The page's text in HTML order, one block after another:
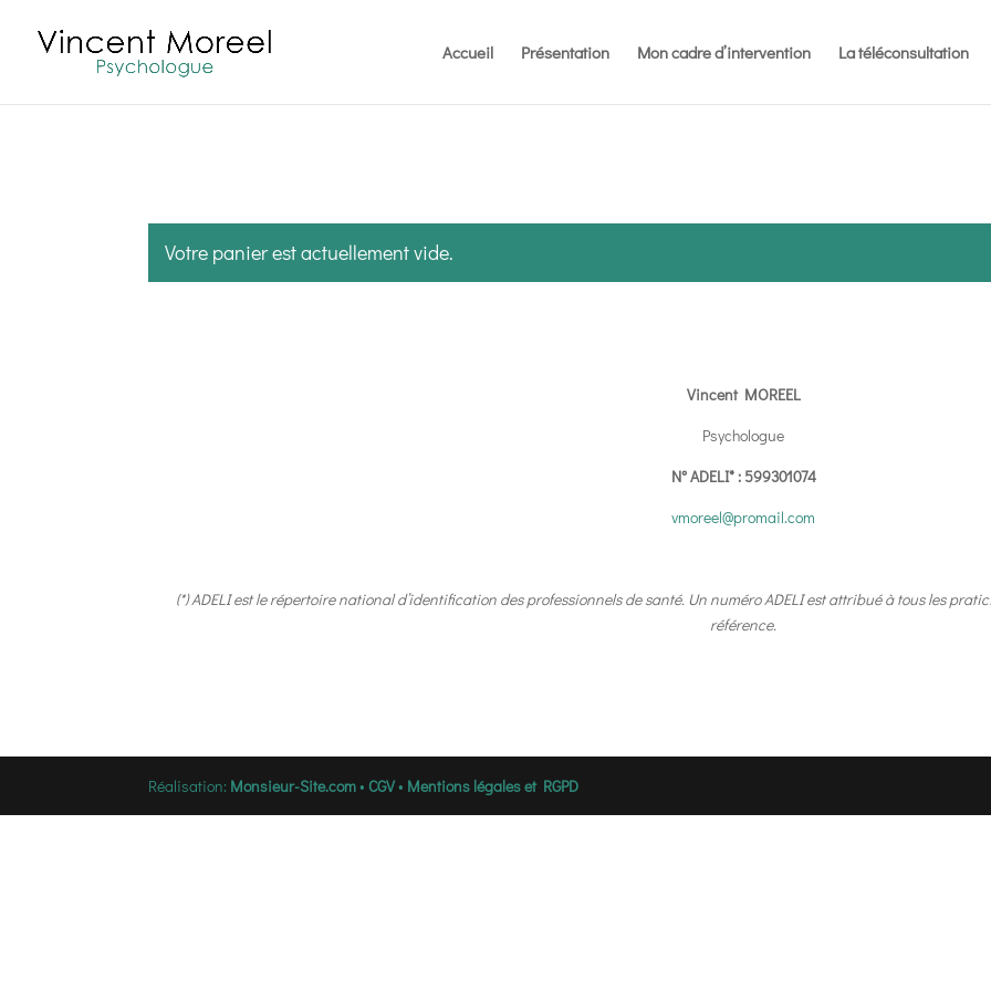
Accueil Présentation Mon cadre d’intervention La téléconsultation
Votre panier est actuellement vide.
Vincent MOREEL
Psychologue
N° ADELI* : 599301074
vmoreel@promail.com
(*) ADELI est le répertoire national d’identification des professionnels de santé. Un numéro ADELI est attribué à tous les
référence.
Réalisation: Monsieur-Site.com• CGV• Mentions légales et RGPD